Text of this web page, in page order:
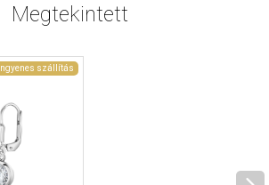
Megtekintett
Ingyenes szállítás